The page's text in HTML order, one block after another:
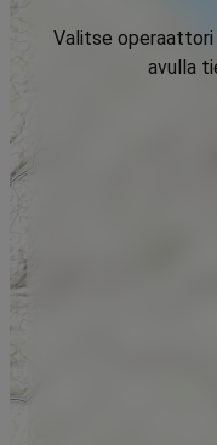
Valitse operaattori
avulla